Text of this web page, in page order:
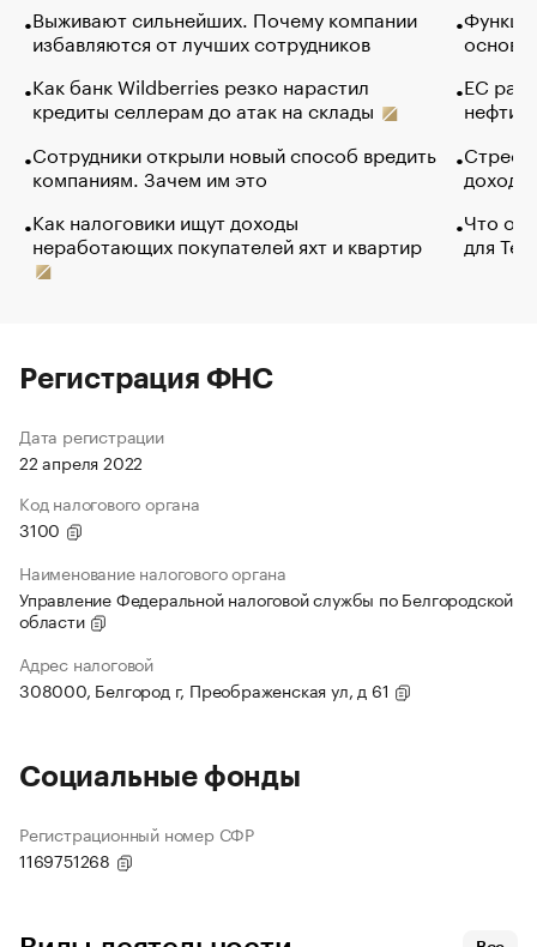
Выживают сильнейших. Почему компании
избавляются от лучших сотрудников
Как банк Wildberries резко нарастил
кредиты селлерам до атак на склады
Сотрудники открыли новый способ вредить
компаниям. Зачем им это
Как налоговики ищут доходы
неработающих покупателей яхт и квартир
основ
ЕС
нефти
Что
для
Регистрация ФНС
Дата регистрации
22 апреля 2022
Код налогового органа
3100
Наименование налогового органа
Управление Федеральной налоговой службы по Белгородской
области
Адрес налоговой
308000, Белгород г, Преображенская ул, д 61
Социальные фонды
Регистрационный номер СФР
1169751268